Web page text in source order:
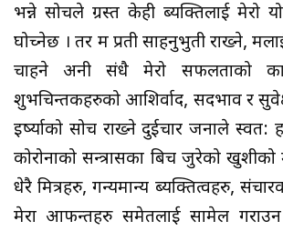
भन्ने सोचले ग्रस्त केही ब्यक्तिलाई मेरो
घोच्नेछ । तर म प्रती साहनुभुती राख्ने,
चाहने अनी संधै मेरो सफलताको
शुभचिन्तकहरुको आशिर्वाद, सदभाव र
इर्ष्याको सोच राख्ने दुईचार जनाले
कोरोनाको सन्त्रासका बिच जुरेको
धेरै मित्रहरु, गन्यमान्य ब्यक्तित्वहरु,
मेरा आफन्तहरु समेतलाई सामेल